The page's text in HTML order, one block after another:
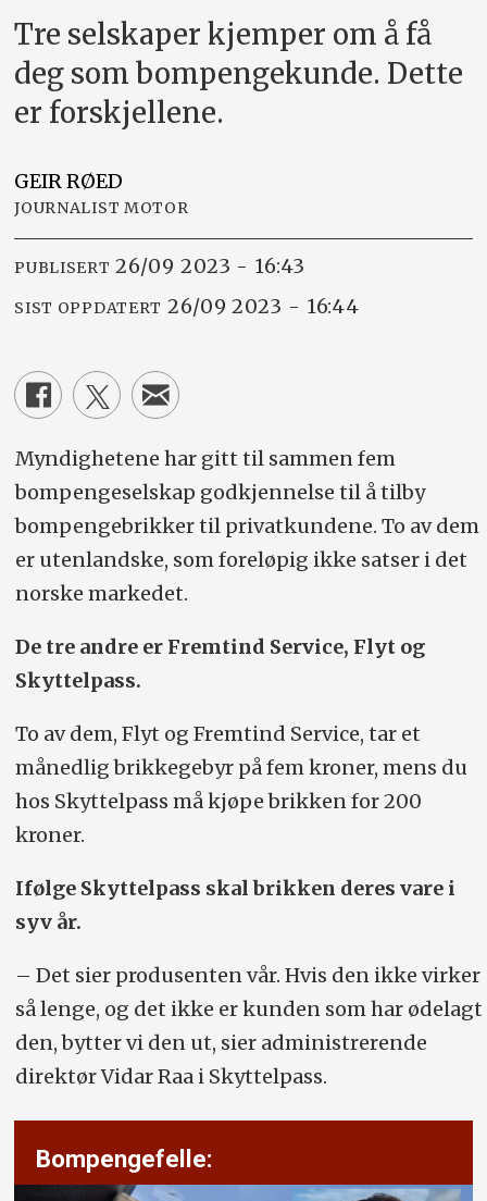
Tre selskaper kjemper om å få
deg som bompengekunde. Dette
er forskjellene.
GEIRRØED
JOURNALIST MOTOR
PUBLISERT 26/09 2023 - 16:43
SIST OPPDATERT 26/09 2023 - 16:44
Myndighetene har gitt til sammen fem
bompengeselskap godkjennelse til å tilby
bompengebrikker til privatkundene. To av dem
er utenlandske, som foreløpig ikke satser i det
norske markedet.
De tre andre er Fremtind Service, Flyt og
Skyttelpass.
To av dem, Flyt og Fremtind Service, tar et
månedlig brikkegebyr på fem kroner, mens du
hos Skyttelpass må kjøpe brikken for 200
kroner.
Ifølge Skyttelpass skal brikken deres vare i
syv år.
– Det sier produsenten vår. Hvis den ikke virker
så lenge, og det ikke er kunden som har ødelagt
den, bytter vi den ut, sier administrerende
direktør Vidar Raa i Skyttelpass.
Bompengefelle: